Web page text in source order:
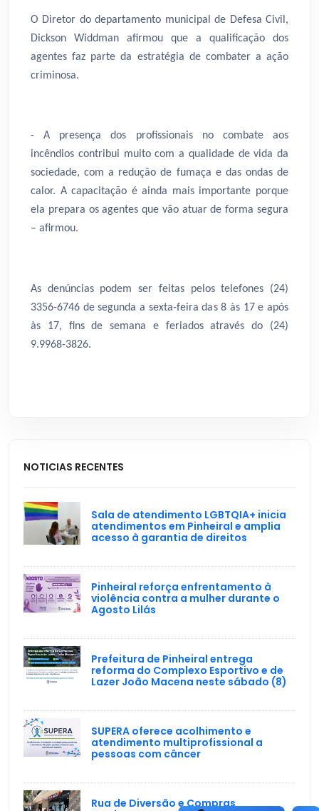
O Diretor do departamento municipal de Defesa Civil,
Dickson Widdman afirmou que a qualificação dos
agentes faz parte da estratégia de combater a ação
criminosa.
- A presença dos profissionais no combate aos
incêndios contribui muito com a qualidade de vida da
sociedade, com a redução de fumaça e das ondas de
calor. A capacitação é ainda mais importante porque
ela prepara os agentes que vão atuar de forma segura
– afirmou.
As denúncias podem ser feitas pelos telefones (24)
3356-6746 de segunda a sexta-feira das 8 às 17 e após
às 17, fins de semana e feriados através do (24)
9.9968-3826.
NOTICIAS RECENTES
Sala de atendimento LGBTQIA+ inicia
atendimentos em Pinheiral e amplia
acesso à garantia de direitos
Pinheiral reforça enfrentamento à
violência contra a mulher durante o
Agosto Lilás
Prefeitura de Pinheiral entrega
reforma do Complexo Esportivo e de
Lazer João Macena neste sábado (8)
SUPERA oferece acolhimento e
atendimento multiprofissional a
pessoas com câncer
Rua de Diversão e Compras